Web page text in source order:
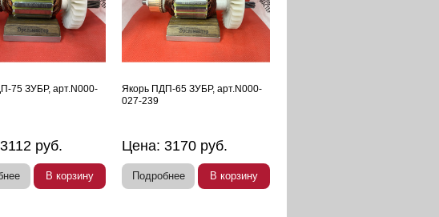
75 ЗУБР, арт.N000-
3112 руб.
В корзину
Якорь ПДП-65 ЗУБР, арт.N000-
027-239
Цена:3170 руб.
Подробнее В корзину